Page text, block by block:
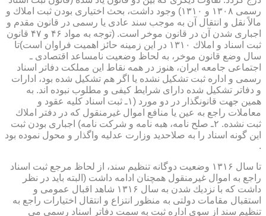
رسمی ۱۳۰۸ و ۱۳۱۰) وجود داشت، بحث اختیاری بودن ثبت املاك و
مالاً نقل و انتقال آن به موجب سند عادی یا رسمی در قانون مقدم و
اجباری شدن آن در قانون موخر است. (توجه به مواد ۴۶ و ۴۷ قانون
ثبت اسناد و املاك ۱۳۱۰ در این زمینه حائز اهمیت فراوان است)تا
سال وضع قانون موخر، به لحاظ وضعیت نامساعد اقتصادی ـ
اجتماعی جامعه ایران، هنوز در همه نقاط این مملكت دفاتر اسناد
رسمی و اداره ثبت تشكیل نشده یا اگر هم تشكیل شده بود، ادارات
و دفاتر تشكیل شده دارای شرایط كیفی و مطلوب نبوده اند. به
همین جهت قانونگذار در دو مورد (۱ـ ثبت اسناد كلیه عقود و
معاملات راجع به عین یا منافع اموال غیرمنقول كه در دفتر املاك
ثبت نشده. ۲ـ صلح نامه، هبه نامه و شركت نامه) اجباری بودن ثبت
این گونه اسناد را به صلاحدید وزارت عدلیه واگذار و محول نموده بود
.
تا سال ۱۳۱۶ وضعیت دوگانه تنظیم سند، از لحاظ مرجع ثبت اسناد
راجع به اموال غیرمنقول همچنان ادامه داشت (البته باید در نظر
داشت كه با نزدیك شدن به سال ۱۳۱۶ شاهد اقبال عمومی و
استقبال مقامات دولتی به منظور انتزاع و انتقال اختیارات راجع به
تنظیم سند از سوی اداره ثبت به سمت دفاتر اسناد رسمی می